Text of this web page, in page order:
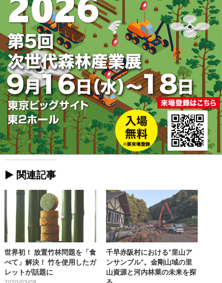
► 関連記事
世界初！ 放置竹林問題を「食
べて」解決！ 竹を使用したガ
レットが話題に
千早赤阪村における“里山ア
ンサンブル”。金剛山域の里
山資源と河内林業の未来を探